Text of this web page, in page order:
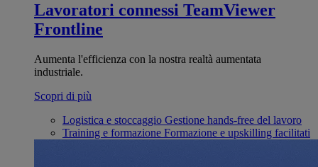
Lavoratori connessi TeamViewer
Frontline
Aumenta l'efficienza con la nostra realtà aumentata
industriale.
Scopri di più
Logistica e stoccaggio Gestione hands-free del lavoro
Training e formazione Formazione e upskilling facilitati